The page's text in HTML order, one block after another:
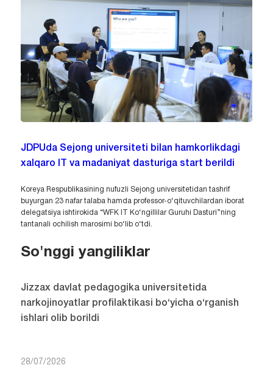
JDPUda Sejong universiteti bilan hamkorlikdagi
xalqaro IT va madaniyat dasturiga start berildi
Koreya Respublikasining nufuzli Sejong universitetidan tashrif
buyurgan 23 nafar talaba hamda professor-o‘qituvchilardan iborat
delegatsiya ishtirokida “WFK IT Ko‘ngillilar Guruhi Dasturi”ning
tantanali ochilish marosimi bo‘lib o‘tdi.
So'nggi yangiliklar
Jizzax davlat pedagogika universitetida
narkojinoyatlar profilaktikasi bo‘yicha o‘rganish
ishlari olib borildi
28/07/2026